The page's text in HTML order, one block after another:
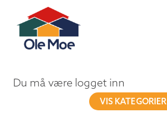
Du må være logget inn
VIS KATEGORIER